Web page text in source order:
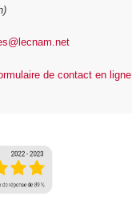
de contact en ligne